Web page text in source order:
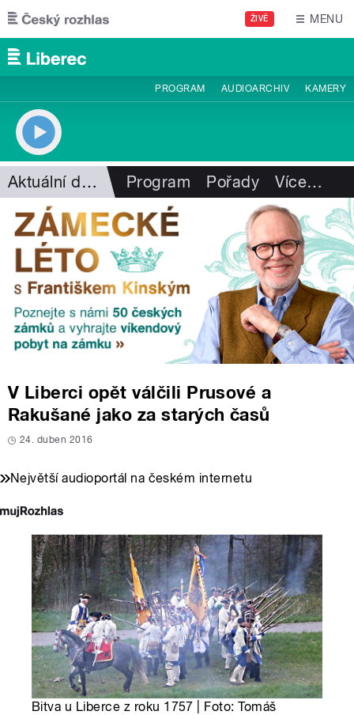
Přejít k hlavnímu obsahu
ŽIVĚ MENU
PROGRAM AUDIOARCHIV KAMERY
Aktuální dění Program Pořady Více…
V Liberci opět válčili Prusové a
Rakušané jako za starých časů
24. duben 2016
Největší audioportál na českém internetu
Bitva u Liberce z roku 1757 | Foto: Tomáš